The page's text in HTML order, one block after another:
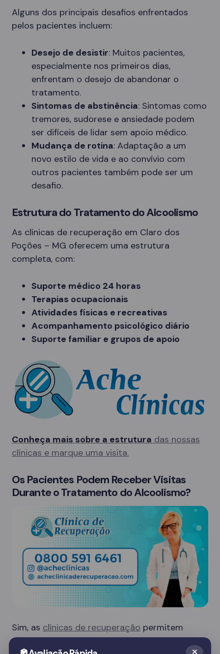
Alguns dos principais desafios enfrentados
pelos pacientes incluem:
Desejo de desistir: Muitos pacientes,
especialmente nos primeiros dias,
enfrentam o desejo de abandonar o
tratamento.
Sintomas de abstinência: Sintomas como
tremores, sudorese e ansiedade podem
ser difíceis de lidar sem apoio médico.
Mudança de rotina: Adaptação a um
novo estilo de vida e ao convívio com
outros pacientes também pode ser um
desafio.
Estrutura do Tratamento do Alcoolismo
As clínicas de recuperação em Claro dos
Poções – MG oferecem uma estrutura
completa, com:
Suporte médico 24 horas
Terapias ocupacionais
Atividades físicas e recreativas
Acompanhamento psicológico diário
Suporte familiar e grupos de apoio
Conheça mais sobre a estrutura das nossas
clínicas e marque uma visita.
Os Pacientes Podem Receber Visitas
Durante o Tratamento do Alcoolismo?
Sim, as clínicas de recuperação permitem
visitas de familiares em dias específicos, o que